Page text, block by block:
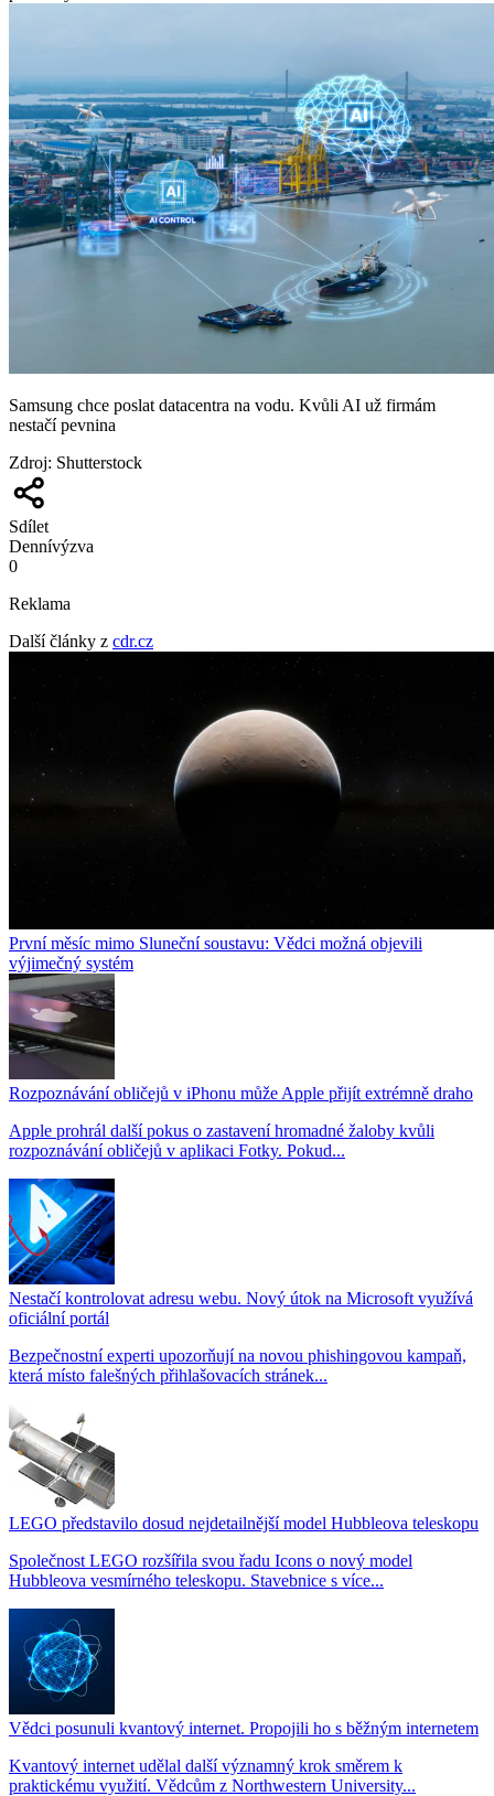
Samsung chce poslat datacentra na vodu. Kvůli AI už firmám
nestačí pevnina
Zdroj: Shutterstock
Sdílet
Dennívýzva
0
Reklama
Další články z cdr.cz
První měsíc mimo Sluneční soustavu: Vědci možná objevili
výjimečný systém
Rozpoznávání obličejů v iPhonu může Apple přijít extrémně draho
Apple prohrál další pokus o zastavení hromadné žaloby kvůli
rozpoznávání obličejů v aplikaci Fotky. Pokud...
Nestačí kontrolovat adresu webu. Nový útok na Microsoft využívá
oficiální portál
Bezpečnostní experti upozorňují na novou phishingovou kampaň,
která místo falešných přihlašovacích stránek...
LEGO představilo dosud nejdetailnější model Hubbleova teleskopu
Společnost LEGO rozšířila svou řadu Icons o nový model
Hubbleova vesmírného teleskopu. Stavebnice s více...
Vědci posunuli kvantový internet. Propojili ho s běžným internetem
Kvantový internet udělal další významný krok směrem k
praktickému využití. Vědcům z Northwestern University...